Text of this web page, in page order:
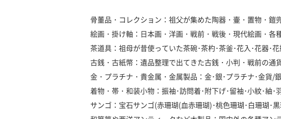
骨董品・コレクション：祖父が集めた陶器・壷・置物・鎧
絵画・掛け軸：日本画・洋画・戦前・戦後・現代絵画・各
茶道具：祖母が昔使っていた茶碗･茶杓･茶釜･花入･花器･
古銭・古紙幣：遺品整理で出てきた古銭・小判・戦前の通
金・プラチナ・貴金属・金属製品：金･銀･プラチナ･金貨/
着物・帯・和装小物：振袖･訪問着･附下げ･留袖･小紋･紬
サンゴ：宝石サンゴ(赤珊瑚(血赤珊瑚)･桃色珊瑚･白珊瑚･